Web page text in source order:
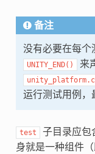
备注
没有必要在每个
UNITY_END() 来
unity_platform.c
运行测试用例，
test 子目录应包
身就是一种组件